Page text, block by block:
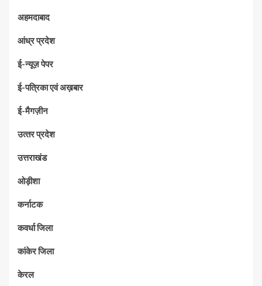
अहमदाबाद
आंध्र प्रदेश
ई-न्यूज़ पेपर
ई-पत्रिका एवं अख़बार
ई-मैगज़ीन
उत्‍तर प्रदेश
उत्तराखंड
ओड़ीशा
कर्नाटक
कवर्धा जिला
कांकेर जिला
केरल